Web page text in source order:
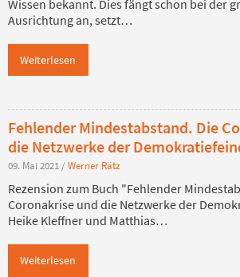
Wissen bekannt. Dies fängt schon bei der
Ausrichtung an, setzt…
Weiterlesen
Fehlender Mindestabstand. Die
die Netzwerke der
09. Mai 2021 / Werner Rätz
Rezension zum Buch "Fehlender
Coronakrise und die Netzwerke der
Heike Kleffner und Matthias…
Weiterlesen